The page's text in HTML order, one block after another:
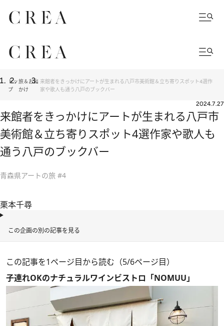
トッ
プ
旅＆お出
かけ
来館者をきっかけにアートが生まれる八戸市美術館＆立ち寄りスポット4選作
家や歌人も通う八戸のブックバー
2024.7.27
来館者をきっかけにアートが生まれる八戸市
美術館＆立ち寄りスポット4選作家や歌人も
通う八戸のブックバー
青森県アートの旅 #4
栗本千尋
この企画の別の記事を見る
この記事を1ページ目から読む（5/6ページ目）
子連れOKのナチュラルワインビストロ「NOMUU」